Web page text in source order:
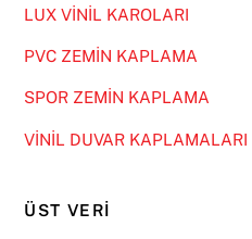
LUX VİNİL KAROLARI
PVC ZEMİN KAPLAMA
SPOR ZEMİN KAPLAMA
VİNİL DUVAR KAPLAMALARI
ÜST VERI